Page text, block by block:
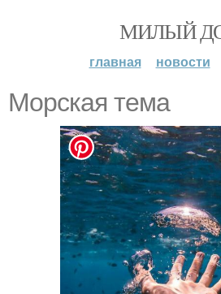
МИЛЫЙ
главная новости
Морская тема